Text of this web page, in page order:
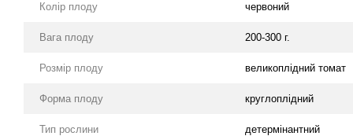
Колір плоду червоний
Вага плоду 200-300 г.
Розмір плоду великоплідний томат
Форма плоду круглоплідний
Тип рослини детермінантний